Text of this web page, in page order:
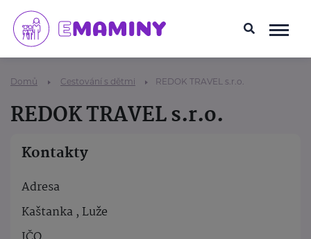
Domů Cestování s dětmi REDOK TRAVEL s.r.o.
REDOK TRAVEL s.r.o.
Kontakty
Adresa
Kaštanka , Luže